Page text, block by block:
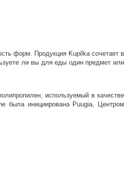
форм. Продукция Kupilka сочетает в
ли вы для еды один предмет или
используемый в качестве
была инициирована Puugia, Центром